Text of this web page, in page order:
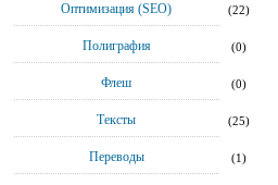
Оптимизация (SEO) (22)
Полиграфия (0)
Флеш (0)
Тексты (25)
Переводы (1)